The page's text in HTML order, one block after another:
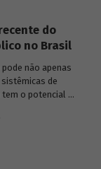
do
no Brasil
não apenas
de
o potencial de
e